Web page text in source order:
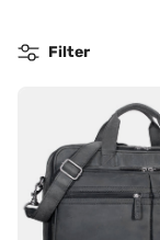
Filter